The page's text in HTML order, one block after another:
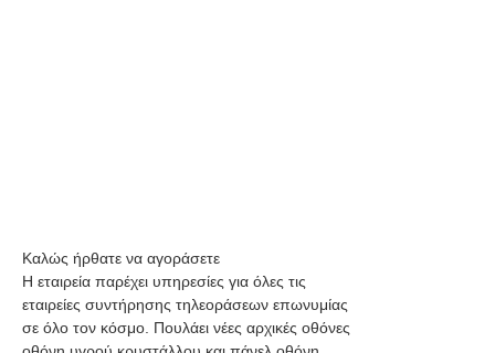
Καλώς ήρθατε να αγοράσετε
Η εταιρεία παρέχει υπηρεσίες για όλες τις
εταιρείες συντήρησης τηλεοράσεων επωνυμίας
σε όλο τον κόσμο. Πουλάει νέες αρχικές οθόνες